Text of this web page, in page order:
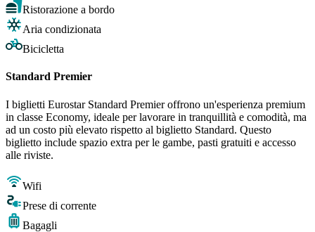
Ristorazione a bordo
Aria condizionata
Bicicletta
Standard Premier
I biglietti Eurostar Standard Premier offrono un'esperienza premium
in classe Economy, ideale per lavorare in tranquillità e comodità, ma
ad un costo più elevato rispetto al biglietto Standard. Questo
biglietto include spazio extra per le gambe, pasti gratuiti e accesso
alle riviste.
Wifi
Prese di corrente
Bagagli